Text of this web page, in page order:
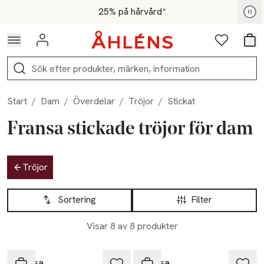
Hoppa till navigationsmenyn25% på hårvård*
För medlemmar - Shoppa nu
Logga in Favoriter
Sök
Start / Dam / Överdelar / Tröjor / Stickat
Fransa stickade tröjor för dam
Hoppa till produktsidan
Tröjor
Hoppa till produktsidan
Filter
Sortering
Visar 8 av 8 produkter
Lista över produkter